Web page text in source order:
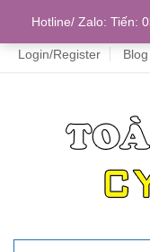
Login/Register
Hotline/ Zalo: Tiến: